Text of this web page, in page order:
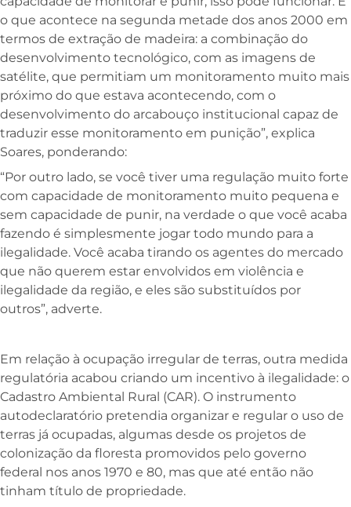
o que acontece na segunda metade dos anos 2000 em
termos de extração de madeira: a combinação do
desenvolvimento tecnológico, com as imagens de
satélite, que permitiam um monitoramento muito mais
próximo do que estava acontecendo, com o
desenvolvimento do arcabouço institucional capaz de
traduzir esse monitoramento em punição”, explica
Soares, ponderando:
“Por outro lado, se você tiver uma regulação muito forte
com capacidade de monitoramento muito pequena e
sem capacidade de punir, na verdade o que você acaba
fazendo é simplesmente jogar todo mundo para a
ilegalidade. Você acaba tirando os agentes do mercado
que não querem estar envolvidos em violência e
ilegalidade da região, e eles são substituídos por
outros”, adverte.
Em relação à ocupação irregular de terras, outra medida
regulatória acabou criando um incentivo à ilegalidade: o
Cadastro Ambiental Rural (CAR). O instrumento
autodeclaratório pretendia organizar e regular o uso de
terras já ocupadas, algumas desde os projetos de
colonização da floresta promovidos pelo governo
federal nos anos 1970 e 80, mas que até então não
tinham título de propriedade.